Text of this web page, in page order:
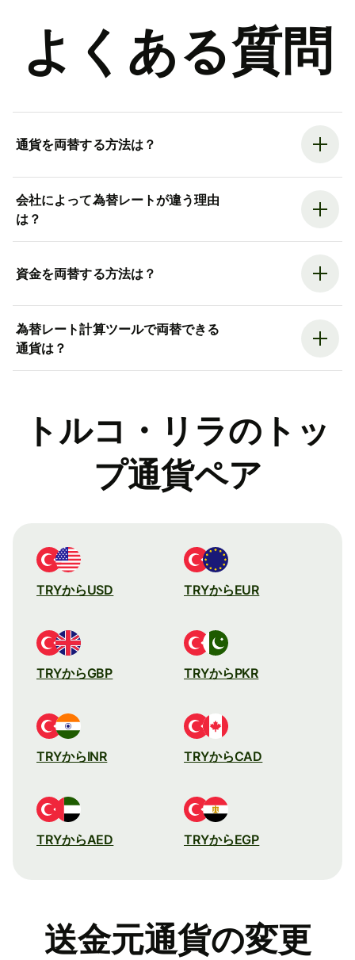
よくある質問
通貨を両替する方法は？
会社によって為替レートが違う理由
は？
資金を両替する方法は？
為替レート計算ツールで両替できる
通貨は？
トルコ・リラのトッ
プ通貨ペア
TRYからUSD TRYからEUR
TRYからGBP TRYからPKR
TRYからINR TRYからCAD
TRYからAED TRYからEGP
送金元通貨の変更